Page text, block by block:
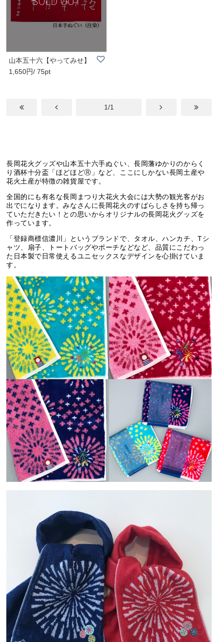
山本五十六【やってみせ】
手ぬぐい 赤/連..
1,650円/ 75pt
1/1